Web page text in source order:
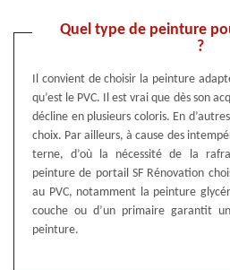
Quel type de peinture
?
Il convient de choisir la peinture
qu’est le PVC. Il est vrai que dès son
décline en plusieurs coloris. En
choix. Par ailleurs, à cause des
terne, d’où la nécessité de la
peinture de portail SF Rénovation
au PVC, notamment la peinture
couche ou d’un primaire garantit
peinture.